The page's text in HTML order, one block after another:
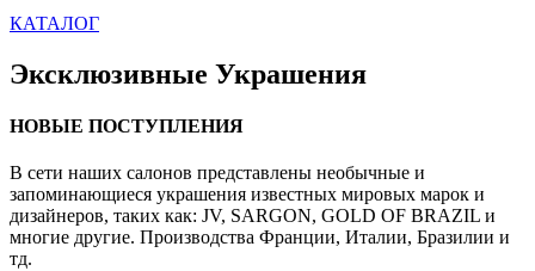
КАТАЛОГ
Эксклюзивные Украшения
НОВЫЕ ПОСТУПЛЕНИЯ
В сети наших салонов представлены необычные и
запоминающиеся украшения известных мировых марок и
дизайнеров, таких как: JV, SARGON, GOLD OF BRAZIL и
многие другие. Производства Франции, Италии, Бразилии и
тд.